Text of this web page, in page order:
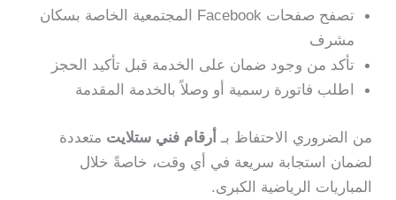
تصفح صفحات Facebook المجتمعية الخاصة بسكان
مشرف
تأكد من وجود ضمان على الخدمة قبل تأكيد الحجز
اطلب فاتورة رسمية أو وصلاً بالخدمة المقدمة
من الضروري الاحتفاظ بـ أرقام فني ستلايت متعددة
لضمان استجابة سريعة في أي وقت، خاصةً خلال
المباريات الرياضية الكبرى.